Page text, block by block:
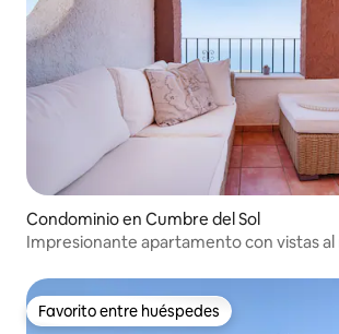
Condominio en Cumbre del Sol
Impresionante apartamento con vistas al
Favorito entre huéspedes
Favorito entre huéspedes